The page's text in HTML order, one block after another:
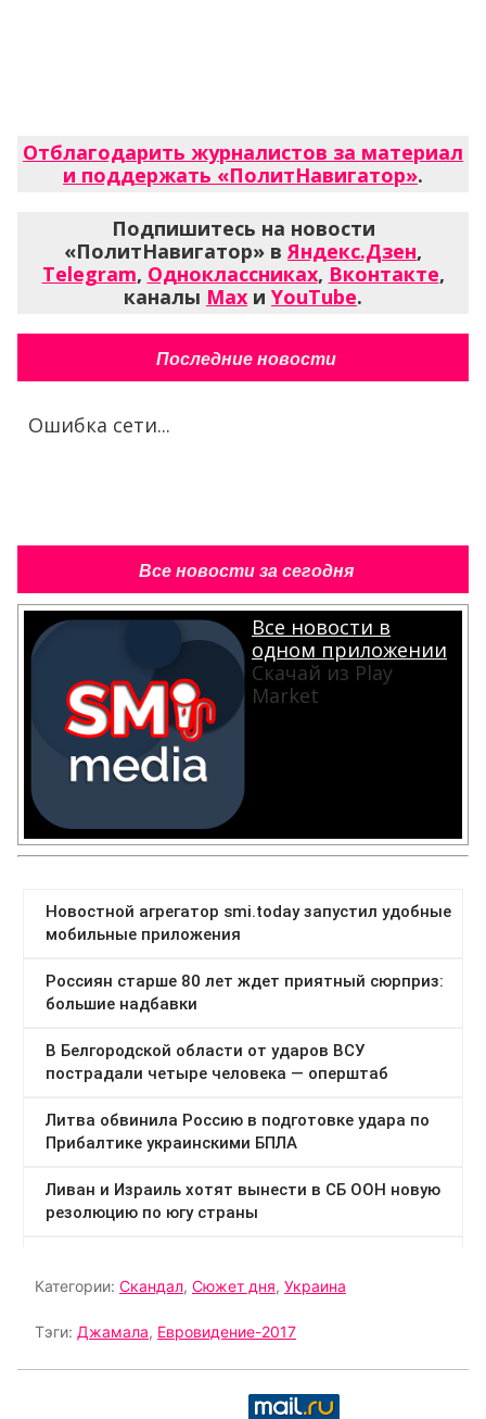
Отблагодарить журналистов за материал
и поддержать «ПолитНавигатор».
Подпишитесь на новости
«ПолитНавигатор» вЯндекс.Дзен,
Telegram, Одноклассниках, Вконтакте,
каналы Max и YouTube.
Последние новости
Ошибка сети...
Все новости за сегодня
Все новости в
одном приложении
Скачай из Play
Market
Категории: Скандал, Сюжет дня, Украина
Тэги: Джамала, Евровидение-2017